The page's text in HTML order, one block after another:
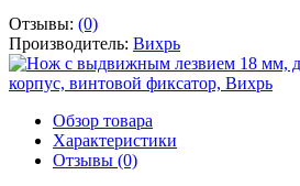
Отзывы: (0)
Производитель: Вихрь
Обзор товара
Характеристики
Отзывы (0)